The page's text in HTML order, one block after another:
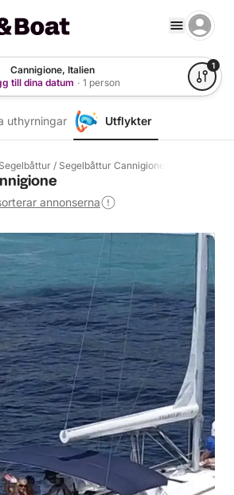
Cannigione, Italien
till dina datum · 1 person
1
uthyrningar Utflykter
Segelbåttur / Segelbåttur Cannigione
annonserna